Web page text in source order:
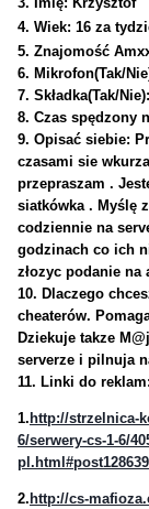
4. Wiek: 16 za
5. Znajomość
6. Mikrofon(Tak/
7. Składka(Tak/
8. Czas spędzony
9. Opisać siebie:
czasami sie
przepraszam .
siatkówka . Myślę
codziennie na
godzinach co ich
złozyc podanie
10. Dlaczego
cheaterów.
Dziekuje takze
serverze i pilnuja
11. Linki do reklam:
1. http://strzelnica-
6/serwery-cs-1-6/
pl.html#post128639
2. http://cs-